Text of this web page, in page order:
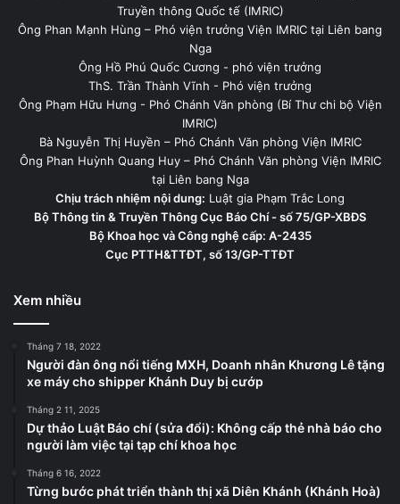
Truyền thông Quốc tế (IMRIC)
Ông Phan Mạnh Hùng – Phó viện trưởng Viện IMRIC tại Liên bang
Nga
Ông Hồ Phú Quốc Cương - phó viện trưởng
ThS. Trần Thành Vĩnh - Phó viện trưởng
Ông Phạm Hữu Hưng - Phó Chánh Văn phòng (Bí Thư chi bộ Viện
IMRIC)
Bà Nguyễn Thị Huyền – Phó Chánh Văn phòng Viện IMRIC
Ông Phan Huỳnh Quang Huy – Phó Chánh Văn phòng Viện IMRIC
tại Liên bang Nga
Chịu trách nhiệm nội dung: Luật gia Phạm Trắc Long
Bộ Thông tin & Truyền Thông Cục Báo Chí - số 75/GP-XBĐS
Bộ Khoa học và Công nghệ cấp: A-2435
Cục PTTH&TTĐT, số 13/GP-TTĐT
Xem nhiều
Tháng 7 18, 2022
Người đàn ông nổi tiếng MXH, Doanh nhân Khương Lê tặng
xe máy cho shipper Khánh Duy bị cướp
Tháng 2 11, 2025
Dự thảo Luật Báo chí (sửa đổi): Không cấp thẻ nhà báo cho
người làm việc tại tạp chí khoa học
Tháng 6 16, 2022
Từng bước phát triển thành thị xã Diên Khánh (Khánh Hoà)